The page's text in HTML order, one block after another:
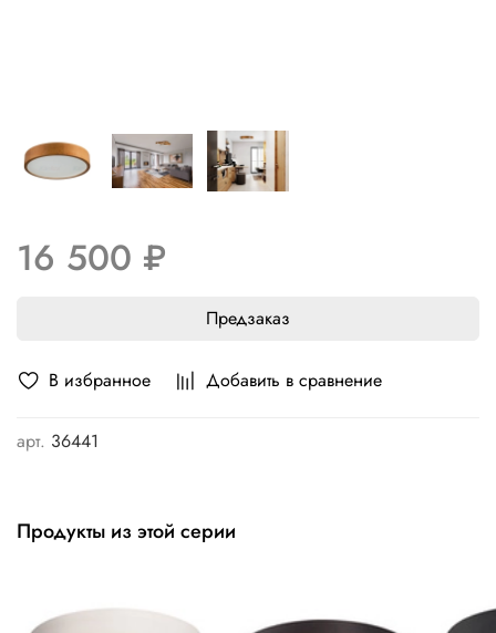
В избранное Добавить в сравнение
арт. 36441
16 500 ₽
Предзаказ
Продукты из этой серии